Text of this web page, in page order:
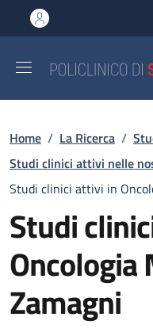
al contenuto principale
to footer content
Briciole di
Home / La Ricerca /
Studi clinici attivi nelle
Studi clinici attivi in
Studi
Oncologia
Zamagni